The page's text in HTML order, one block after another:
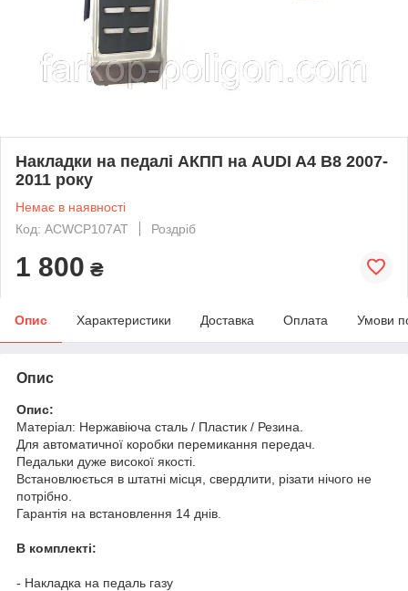
Накладки на педалі АКПП на AUDI A4 B8 2007-
2011 року
Немає в наявності
Код: ACWCP107AT
Роздріб
1 800 ₴
Опис Характеристики Доставка Оплата Умови
Опис
Опис:
Матеріал: Нержавіюча сталь / Пластик / Резина.
Для автоматичної коробки перемикання передач.
Педальки дуже високої якості.
Встановлюється в штатні місця, свердлити, різати нічого не
потрібно.
Гарантія на встановлення 14 днів.
В комплекті:
- Накладка на педаль газу